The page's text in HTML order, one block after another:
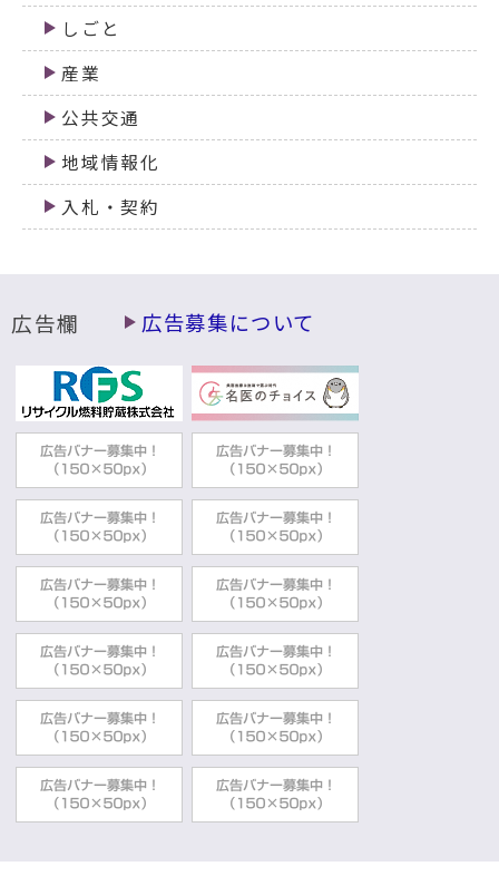
しごと
産業
公共交通
地域情報化
入札・契約
広告欄 広告募集について